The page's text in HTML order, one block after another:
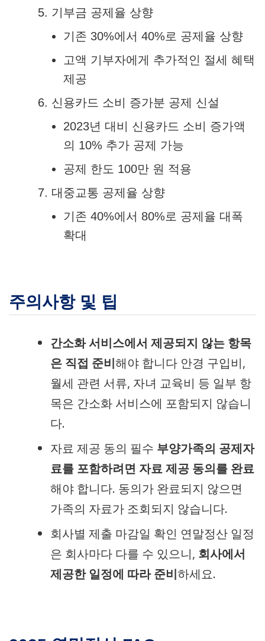
기부금 공제율 상향
기존 30%에서 40%로 공제율 상향
고액 기부자에게 추가적인 절세 혜택
제공
신용카드 소비 증가분 공제 신설
2023년 대비 신용카드 소비 증가액
의 10% 추가 공제 가능
공제 한도 100만 원 적용
대중교통 공제율 상향
기존 40%에서 80%로 공제율 대폭
확대
주의사항 및 팁
간소화 서비스에서 제공되지 않는 항목
은 직접 준비해야 합니다 안경 구입비,
월세 관련 서류, 자녀 교육비 등 일부 항
목은 간소화 서비스에 포함되지 않습니
다.
자료 제공 동의 필수 부양가족의 공제자
료를 포함하려면 자료 제공 동의를 완료
해야 합니다. 동의가 완료되지 않으면
가족의 자료가 조회되지 않습니다.
회사별 제출 마감일 확인 연말정산 일정
은 회사마다 다를 수 있으니, 회사에서
제공한 일정에 따라 준비하세요.